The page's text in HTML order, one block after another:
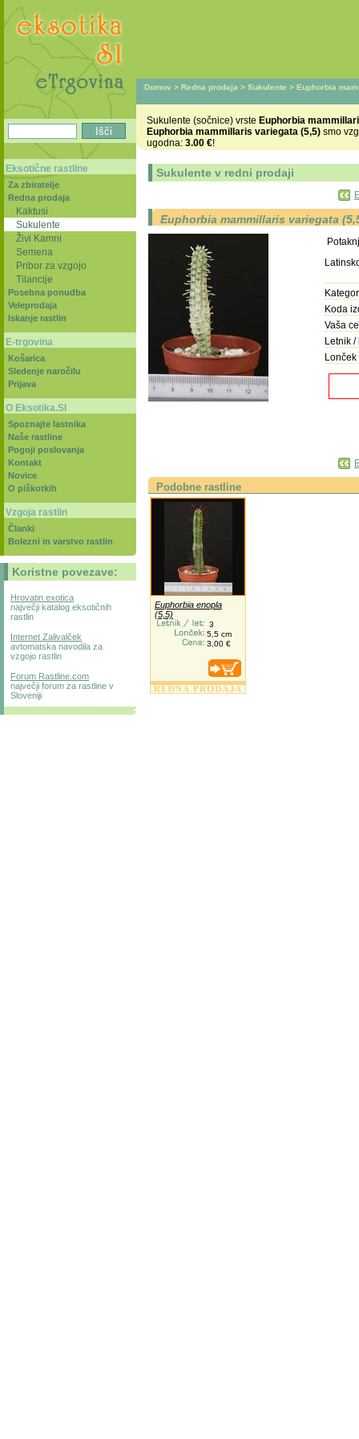
Domov > Redna prodaja > Sukulente > Euphorbia
Sukulente (sočnice) vrste Euphorbia
Euphorbia mammillaris variegata (5,5) smo
ugodna: 3.00 €!
Sukulente v redni prodaji
Euphorbia mammillaris variegata
Koda
Vaša
Letnik /
Lonček
Podobne rastline
Euphorbia enopla
(5,5)
3
5,5 cm
3,00 €
Eksotične rastline
Za zbiratelje
Redna prodaja
Kaktusi
Sukulente
Živi Kamni
Semena
Pribor za vzgojo
Tilancije
Posebna ponudba
Veleprodaja
Iskanje rastlin
E-trgovina
Košarica
Sledenje naročilu
Prijava
O Eksotika.SI
Spoznajte lastnika
Naše rastline
Pogoji poslovanja
Kontakt
Novice
O piškotkih
Vzgoja rastlin
Članki
Bolezni in varstvo rastlin
Koristne povezave:
Hrovatin exotica
največji katalog eksotičnih
rastlin
Internet Zalivalček
avtomatska navodila za
vzgojo rastlin
Forum Rastline.com
največji forum za rastline v
Sloveniji